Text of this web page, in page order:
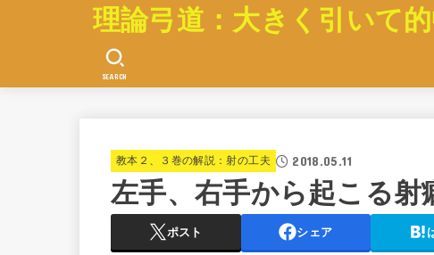
理論弓道：大きく引いて
SEARCH
教本２、３巻の解説：射の工夫 2018.05.11
左手、右手から起こる射
ポスト シェア